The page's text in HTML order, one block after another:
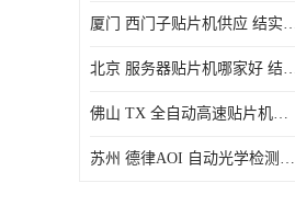
厦门 西门子贴片机供应 结实
北京 服务器贴片机哪家好 结
佛山 TX 全自动高速贴片机型号 结实耐用 全自动化
苏州 德律AOI 自动光学检测 帮助节省时间和劳动力成本